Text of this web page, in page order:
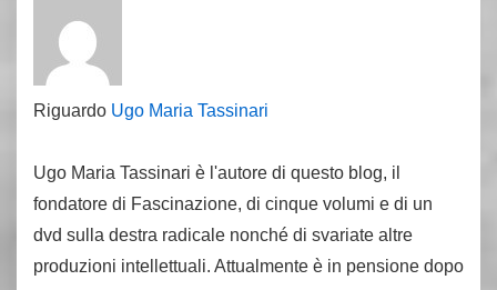
Riguardo Ugo Maria Tassinari
Ugo Maria Tassinari è l'autore di questo blog, il
fondatore di Fascinazione, di cinque volumi e di un
dvd sulla destra radicale nonché di svariate altre
produzioni intellettuali. Attualmente è in pensione dopo